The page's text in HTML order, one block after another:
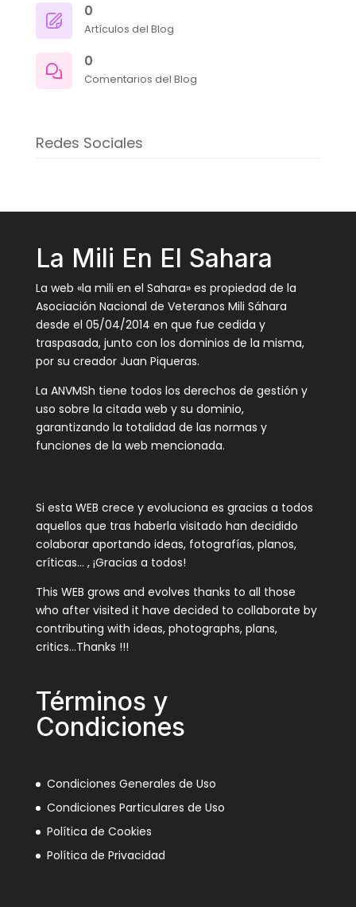
0
Artículos del Blog
0
Comentarios del Blog
Redes Sociales
La Mili En El Sahara
La web «la mili en el Sahara» es propiedad de la
Asociación Nacional de Veteranos Mili Sáhara
desde el 05/04/2014 en que fue cedida y
traspasada, junto con los dominios de la misma,
por su creador Juan Piqueras.
La ANVMSh tiene todos los derechos de gestión y
uso sobre la citada web y su dominio,
garantizando la totalidad de las normas y
funciones de la web mencionada.
Si esta WEB crece y evoluciona es gracias a todos
aquellos que tras haberla visitado han decidido
colaborar aportando ideas, fotografías, planos,
críticas… , ¡Gracias a todos!
This WEB grows and evolves thanks to all those
who after visited it have decided to collaborate by
contributing with ideas, photographs, plans,
critics…Thanks !!!
Términos y
Condiciones
Condiciones Generales de Uso
Condiciones Particulares de Uso
Política de Cookies
Política de Privacidad